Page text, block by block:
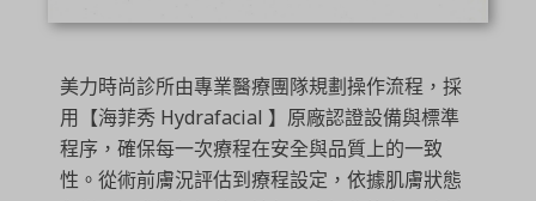
美力時尚診所由專業醫療團隊規劃操作流程，採
用【海菲秀 Hydrafacial 】原廠認證設備與標準
程序，確保每一次療程在安全與品質上的一致
性。從術前膚況評估到療程設定，依據肌膚狀態